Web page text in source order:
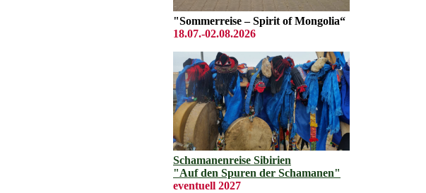
"Sommerreise – Spirit of Mongolia“
18.07.-02.08.2026
Schamanenreise Sibirien
"Auf den Spuren der Schamanen"
eventuell 2027